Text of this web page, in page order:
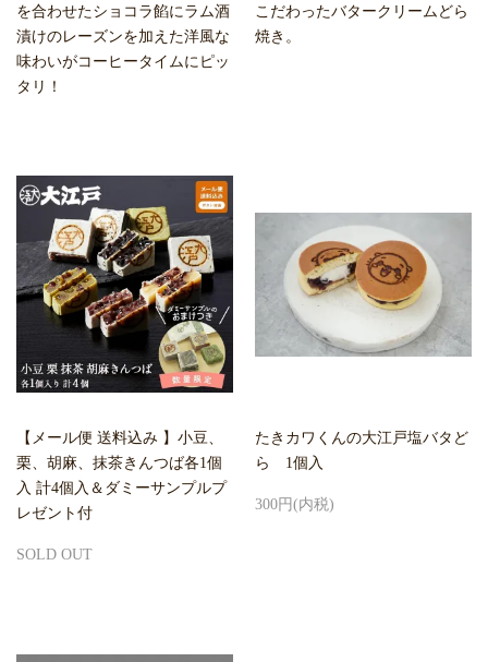
を合わせたショコラ餡にラム酒
漬けのレーズンを加えた洋風な
味わいがコーヒータイムにピッ
タリ！
こだわったバタークリームどら
焼き。
【メール便 送料込み 】小豆、
栗、胡麻、抹茶きんつば各1個
入 計4個入＆ダミーサンプルプ
レゼント付
SOLD OUT
たきカワくんの大江戸塩バタど
ら 1個入
300円(内税)